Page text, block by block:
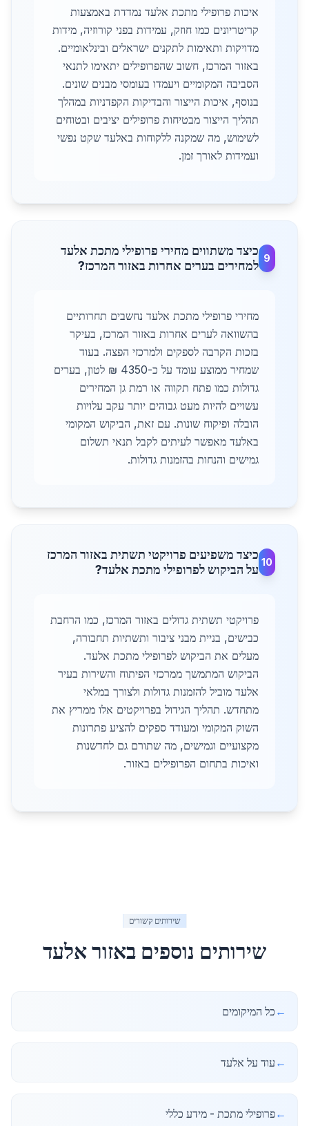
איכות פרופילי מתכת אלעד נמדדת באמצעות
קריטריונים כמו חוזק, עמידות בפני קורוזיה, מידות
מדויקות ותאימות לתקנים ישראלים ובינלאומיים.
באזור המרכז, חשוב שהפרופילים יתאימו לתנאי
הסביבה המקומיים ויעמדו בעומסי מבנים שונים.
בנוסף, איכות הייצור והבדיקות הקפדניות במהלך
תהליך הייצור מבטיחות פרופילים יציבים ובטוחים
לשימוש, מה שמקנה ללקוחות באלעד שקט נפשי
ועמידות לאורך זמן.
9
כיצד משתווים מחירי פרופילי מתכת אלעד
למחירים בערים אחרות באזור המרכז?
מחירי פרופילי מתכת אלעד נחשבים תחרותיים
בהשוואה לערים אחרות באזור המרכז, בעיקר
בזכות הקרבה לספקים ולמרכזי הפצה. בעוד
שמחיר ממוצע עומד על כ-4350 ₪ לטון, בערים
גדולות כמו פתח תקווה או רמת גן המחירים
עשויים להיות מעט גבוהים יותר עקב עלויות
הובלה ופיקוח שונות. עם זאת, הביקוש המקומי
באלעד מאפשר לעיתים לקבל תנאי תשלום
גמישים והנחות בהזמנות גדולות.
10
כיצד משפיעים פרויקטי תשתית באזור המרכז
על הביקוש לפרופילי מתכת אלעד?
פרויקטי תשתית גדולים באזור המרכז, כמו הרחבת
כבישים, בניית מבני ציבור ותשתיות תחבורה,
מעלים את הביקוש לפרופילי מתכת אלעד.
הביקוש המתמשך ממרכזי הפיתוח והשירות בעיר
אלעד מוביל להזמנות גדולות ולצורך במלאי
מתחדש. תהליך הגידול בפרויקטים אלו ממריץ את
השוק המקומי ומעודד ספקים להציע פתרונות
מקצועיים וגמישים, מה שתורם גם לחדשנות
ואיכות בתחום הפרופילים באזור.
שירותים קשורים
שירותים נוספים באזוראלעד
← כל המיקומים
← עוד על אלעד
←פרופילי מתכת - מידע כללי